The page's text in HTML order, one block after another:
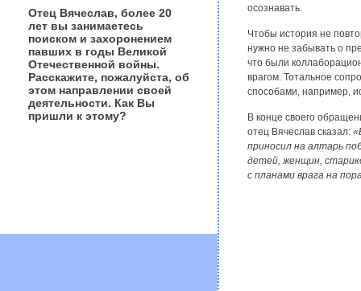
осознавать.
Чтобы история не
нужно не забывать о
что были
врагом. Тотальное
способами, например,
В конце своего
отец Вячеслав сказал:
приносил на алтарь
детей, женщин,
с планами врага на
Отец Вячеслав, более 20
лет вы занимаетесь
поиском и захоронением
павших в годы Великой
Отечественной войны.
Расскажите, пожалуйста, об
этом направлении своей
деятельности. Как Вы
пришли к этому?